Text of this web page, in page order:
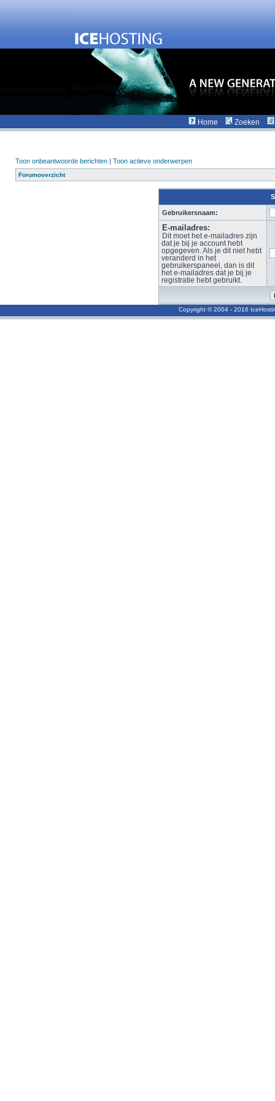
Home Zoeken
Toon onbeantwoorde berichten | Toon actieve onderwerpen
Forumoverzicht
Gebruikersnaam:
E-mailadres:
Dit moet het e-mailadres zijn
dat je bij je account hebt
opgegeven. Als je dit niet hebt
veranderd in het
gebruikerspaneel, dan is dit
het e-mailadres dat je bij je
registratie hebt gebruikt.
Copyright © 2004 - 2016